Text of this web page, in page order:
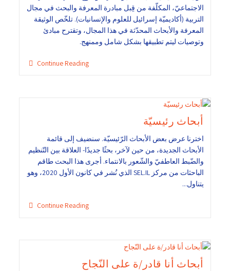
الاجتماعيّ، المكلّفة من قِبل مبادرة المعرفة والبحث في مجال
التربية (أكاديميّة إسرائيل للعلوم والإنسانيات). تلخّص الوثيقة
المعرفة والأبحاث المحدّثة في هذا المجال، وتقترح مبادئ
وتوصيات ليتم تطبيقها بشكل شامل وممنهج.
Continue Reading
أبحاث رئيسيّة
اخترنا عرض بعض الأبحاث الرّئيسيّة. سنضيف إلى قائمة
الأبحاث الجديدة، من حين لآخر، بحثًا جديدًا- العلاقة بين التّنظيم
والضّبط العاطفيّ والشّعور بالانتماء. أجرى هذا البحث طاقم
الباحثات من مركز SEL.IL الذي نُشر في كانون الأول 2020، وهو
يتناول...
Continue Reading
أبحاث أنا قادر/ة على النّجاح